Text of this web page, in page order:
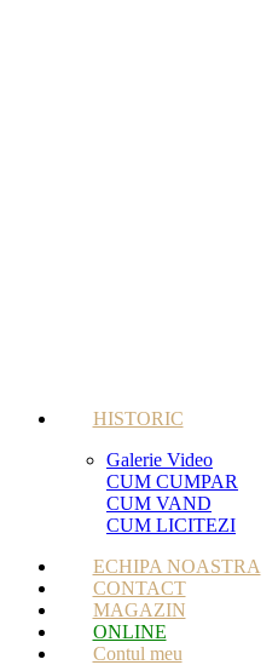
HISTORIC
Galerie Video
CUM CUMPAR
CUM VAND
CUM LICITEZI
ECHIPA NOASTRA
CONTACT
MAGAZIN
ONLINE
Contul meu